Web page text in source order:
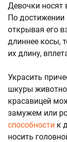
Девочки носят
По достижении
открывая его
длиннее косы,
их длину,
Украсить
шкуры
красавицей
замужем или
способности к
носить